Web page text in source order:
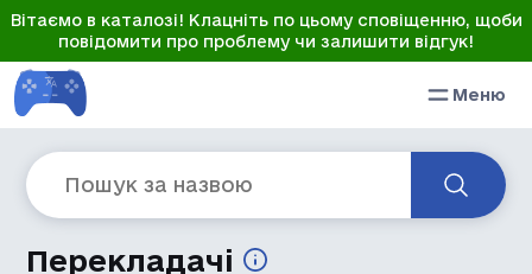
Вітаємо в каталозі! Клацніть по цьому сповіщенню, щоби
повідомити про проблему чи залишити відгук!
Меню
Перекладачі